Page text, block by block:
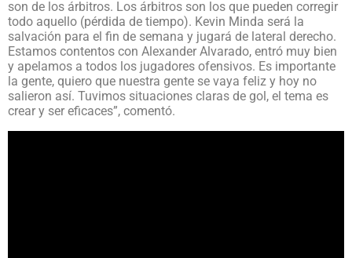
son de los árbitros. Los árbitros son los que pueden corregir
todo aquello (pérdida de tiempo). Kevin Minda será la
salvación para el fin de semana y jugará de lateral derecho.
Estamos contentos con Alexander Alvarado, entró muy bien
y apelamos a todos los jugadores ofensivos. Es importante
la gente, quiero que nuestra gente se vaya feliz y hoy no
salieron así. Tuvimos situaciones claras de gol, el tema es
crear y ser eficaces”, comentó.